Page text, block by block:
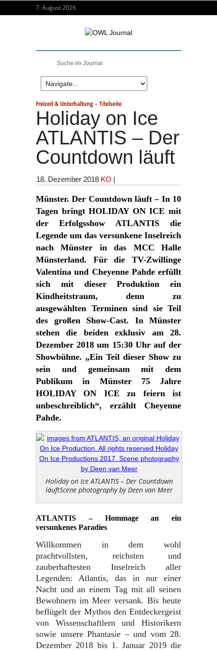
7. August 2026
Freizeit & Unterhaltung - Titelseite
Holiday on Ice
ATLANTIS – Der
Countdown läuft
18. Dezember 2018 KO |
Münster. Der Countdown läuft – In 10
Tagen bringt HOLIDAY ON ICE mit
der Erfolgsshow ATLANTIS die
Legende um das versunkene Inselreich
nach Münster in das MCC Halle
Münsterland. Für die TV-Zwillinge
Valentina und Cheyenne Pahde erfüllt
sich mit dieser Produktion ein
Kindheitstraum, denn zu
ausgewählten Terminen sind sie Teil
des großen Show-Cast. In Münster
stehen die beiden exklusiv am 28.
Dezember 2018 um 15:30 Uhr auf der
Showbühne. „Ein Teil dieser Show zu
sein und gemeinsam mit dem
Publikum in Münster 75 Jahre
HOLIDAY ON ICE zu feiern ist
unbeschreiblich“, erzählt Cheyenne
Pahde.
Holiday on Ice ATLANTIS – Der Countdown
läuftScene photography by Deen van Meer
ATLANTIS – Hommage an ein
versunkenes Paradies
Willkommen in dem wohl
prachtvollsten, reichsten und
zauberhaftesten Inselreich aller
Legenden: Atlantis, das in nur einer
Nacht und an einem Tag mit all seinen
Bewohnern im Meer versank. Bis heute
beflügelt der Mythos den Entdeckergeist
von Wissenschaftlern und Historikern
sowie unsere Phantasie – und vom 28.
Dezember 2018 bis 1. Januar 2019 die